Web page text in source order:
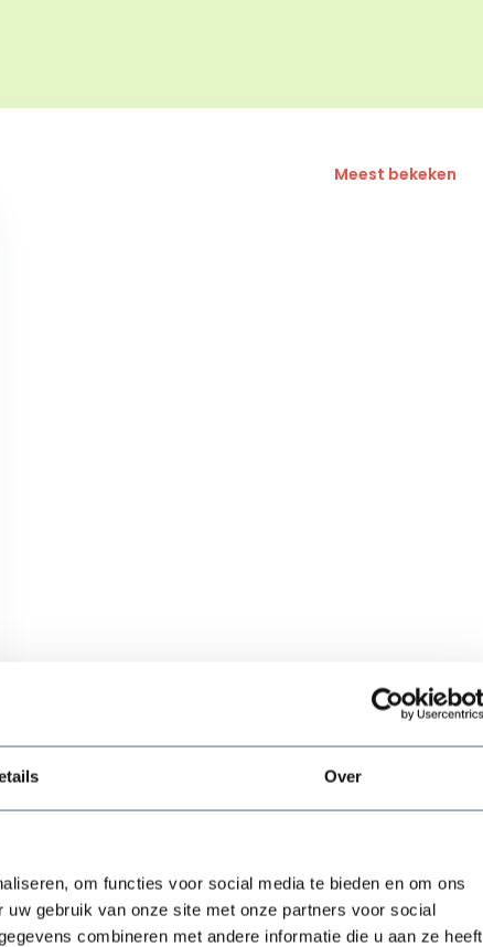
Over
om functies voor social media te bieden en om ons
gebruik van onze site met onze partners voor social
combineren met andere informatie die u aan ze heeft
Meest bekeken